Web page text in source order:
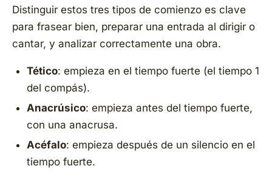
Distinguir estos tres tipos de comienzo es clave
para frasear bien, preparar una entrada al dirigir o
cantar, y analizar correctamente una obra.
Tético: empieza en el tiempo fuerte (el tiempo 1
del compás).
Anacrúsico: empieza antes del tiempo fuerte,
con una anacrusa.
Acéfalo: empieza después de un silencio en el
tiempo fuerte.